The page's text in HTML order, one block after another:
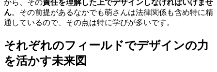
から、その責任を理解した上でデザインしなければいけませ
ん。その前提があるなかでも萌さんは法律関係も含め特に精
通しているので、その点は特に学びが多いです。
それぞれのフィールドでデザインの力
を活かす未来図